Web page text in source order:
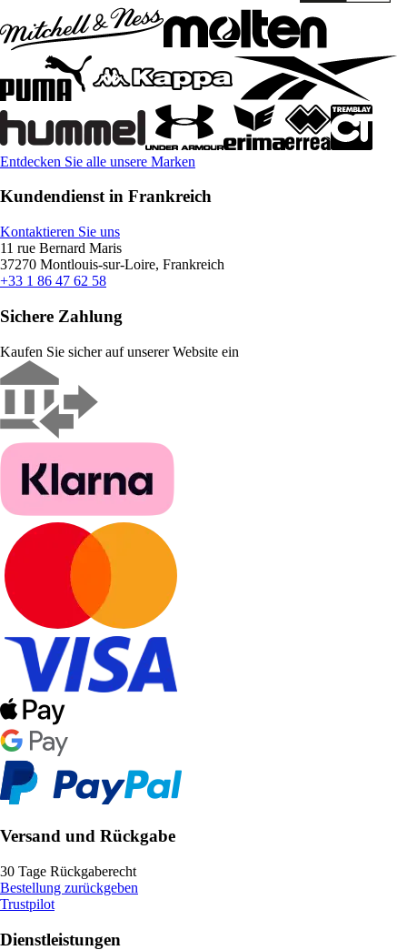
Entdecken Sie alle unsere Marken
Kundendienst in Frankreich
Kontaktieren Sie uns
11 rue Bernard Maris
37270 Montlouis-sur-Loire, Frankreich
+33 1 86 47 62 58
Sichere Zahlung
Kaufen Sie sicher auf unserer Website ein
Versand und Rückgabe
30 Tage Rückgaberecht
Bestellung zurückgeben
Trustpilot
Dienstleistungen